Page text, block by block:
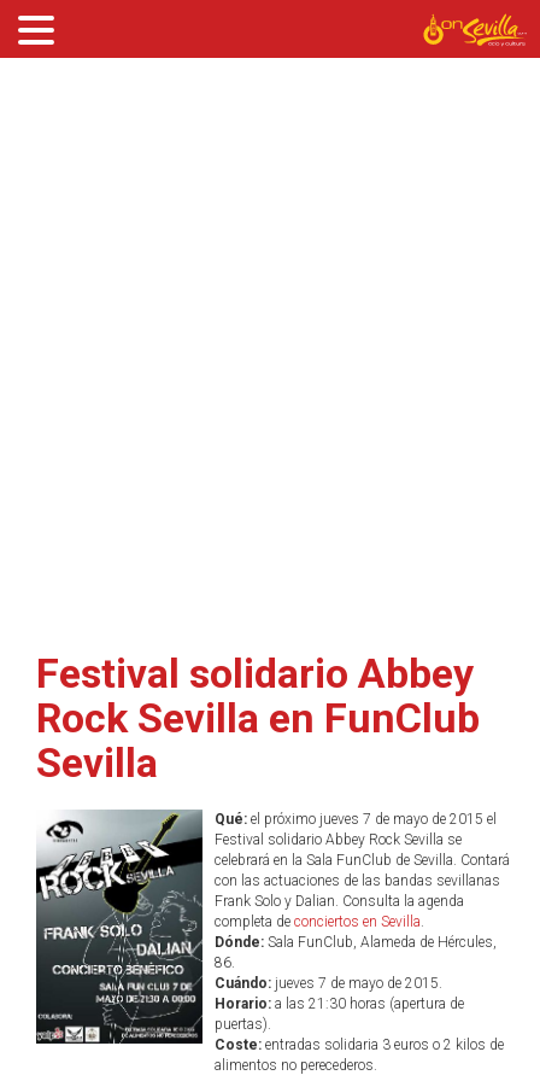
Festival solidario Abbey
Rock Sevilla en FunClub
Sevilla
Qué:el próximo jueves 7 de mayo de 2015 el
Festival solidario Abbey Rock Sevilla se
celebrará en la Sala FunClub de Sevilla. Contará
con las actuaciones de las bandas sevillanas
Frank Solo y Dalian. Consulta la agenda
completa de conciertos en Sevilla.
Dónde:Sala FunClub, Alameda de Hércules,
86.
Cuándo:jueves 7 de mayo de 2015.
Horario:a las 21:30 horas (apertura de
puertas).
Coste:entradas solidaria 3 euros o 2 kilos de
alimentos no perecederos.